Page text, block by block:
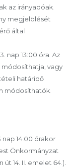
az irányadóak.
megjelölését
által
nap 13:00 óra. Az
vagy
határidő
módosíthatók.
nap 14:00 órakor
Önkormányzat
14. II. emelet 64.).